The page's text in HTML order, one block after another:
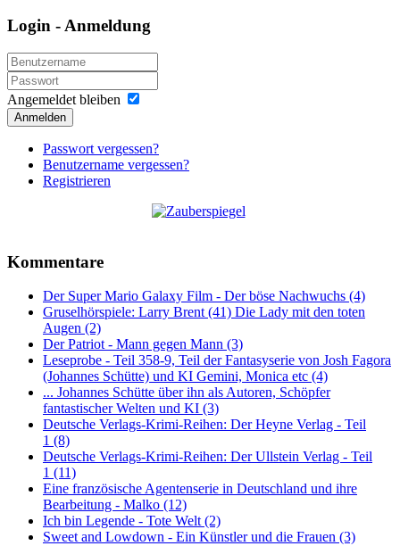
Login - Anmeldung
Angemeldet bleiben
Anmelden
Passwort vergessen?
Benutzername vergessen?
Registrieren
Kommentare
Der Super Mario Galaxy Film - Der böse Nachwuchs (4)
Gruselhörspiele: Larry Brent (41) Die Lady mit den toten
Augen (2)
Der Patriot - Mann gegen Mann (3)
Leseprobe - Teil 358-9, Teil der Fantasyserie von Josh Fagora
(Johannes Schütte) und KI Gemini, Monica etc (4)
... Johannes Schütte über ihn als Autoren, Schöpfer
fantastischer Welten und KI (3)
Deutsche Verlags-Krimi-Reihen: Der Heyne Verlag - Teil
1 (8)
Deutsche Verlags-Krimi-Reihen: Der Ullstein Verlag - Teil
1 (11)
Eine französische Agentenserie in Deutschland und ihre
Bearbeitung - Malko (12)
Ich bin Legende - Tote Welt (2)
Sweet and Lowdown - Ein Künstler und die Frauen (3)